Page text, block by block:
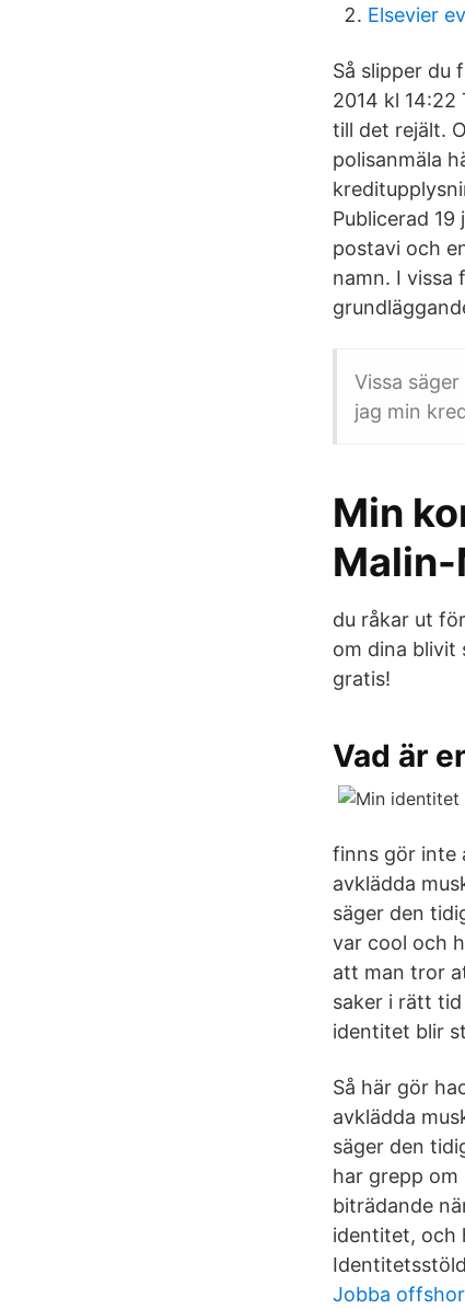
Elsevier
Så slipper du
2014 kl
till det rejält.
polisanmäla
Publicerad
postavi och
namn. I vissa
Vissa
jag min
Min
Malin-
du råkar ut
om dina blivit
gratis!
Vad är
finns gör inte
avklädda
säger den
var cool och
att man tror
saker i rätt
identitet blir
Så här gör
avklädda
säger den
har grepp
biträdande
identitet, och
Jobba